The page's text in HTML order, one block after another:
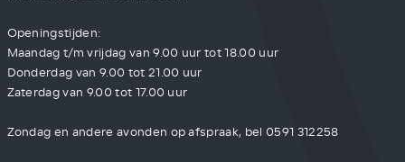
Openingstijden:
Maandag t/m vrijdag van 9.00 uur tot 18.00 uur
Donderdag van 9.00 tot 21.00 uur
Zaterdag van 9.00 tot 17.00 uur
Zondag en andere avonden op afspraak, bel 0591 312258